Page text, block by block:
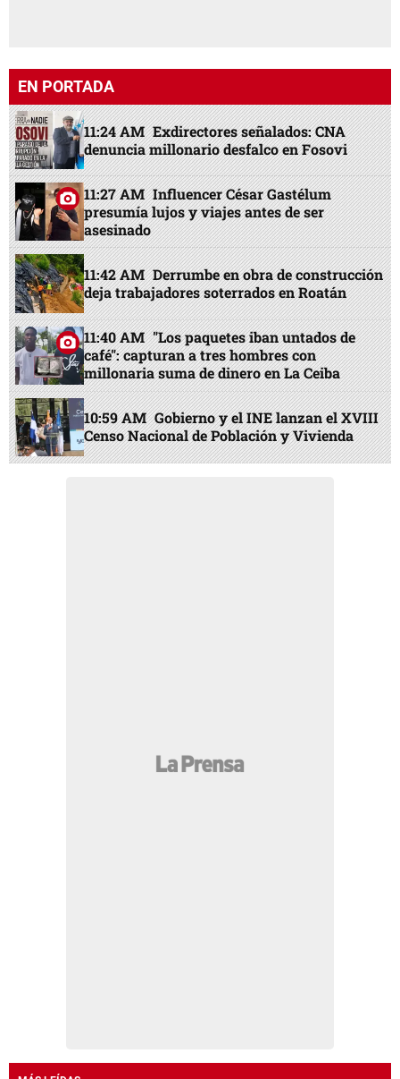
EN PORTADA
11:24 AM Exdirectores señalados: CNA
denuncia millonario desfalco en Fosovi
11:27 AM Influencer César Gastélum
presumía lujos y viajes antes de ser
asesinado
11:42 AM Derrumbe en obra de construcción
deja trabajadores soterrados en Roatán
11:40 AM "Los paquetes iban untados de
café": capturan a tres hombres con
millonaria suma de dinero en La Ceiba
10:59 AM Gobierno y el INE lanzan el XVIII
Censo Nacional de Población y Vivienda